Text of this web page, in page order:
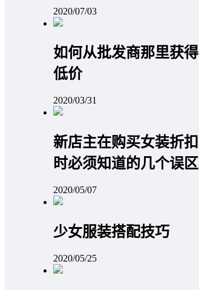
2020/07/03
如何从批发商那里获得
低价
2020/03/31
新店主在购买女装折扣
时必须知道的几个误区
2020/05/07
少女服装搭配技巧
2020/05/25